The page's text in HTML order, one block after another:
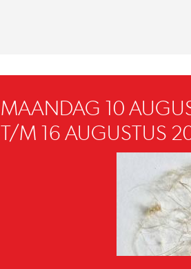
MAANDAG 10
T/M 16 AUGUSTUS